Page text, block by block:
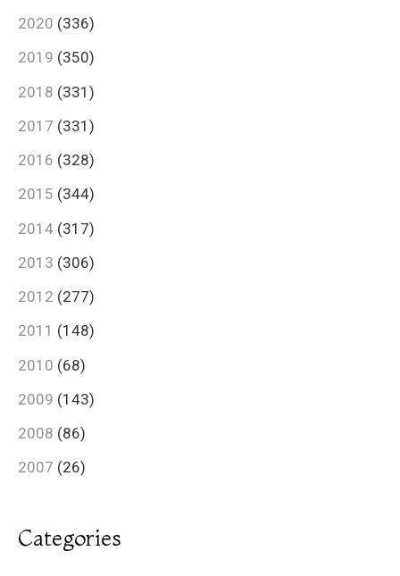
2020 (336)
2019 (350)
2018 (331)
2017 (331)
2016 (328)
2015 (344)
2014 (317)
2013 (306)
2012 (277)
2011 (148)
2010 (68)
2009 (143)
2008 (86)
2007 (26)
Categories